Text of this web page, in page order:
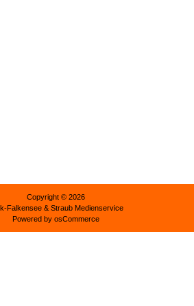
Copyright © 2026
Falkensee & Straub Medienservice
Powered by osCommerce